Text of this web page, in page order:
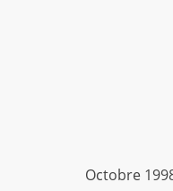
Octobre